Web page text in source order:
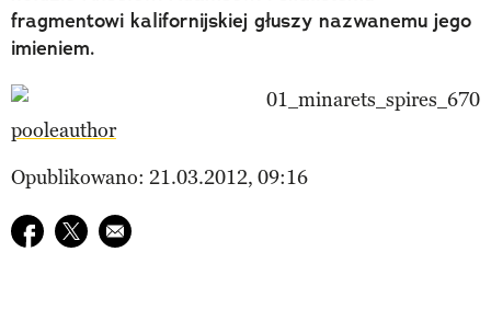
fragmentowi kalifornijskiej głuszy nazwanemu jego
imieniem.
pooleauthor
Opublikowano: 21.03.2012, 09:16
Udostępnij na facebook
Udostępnij na twitter
E-mail do przyjaciela